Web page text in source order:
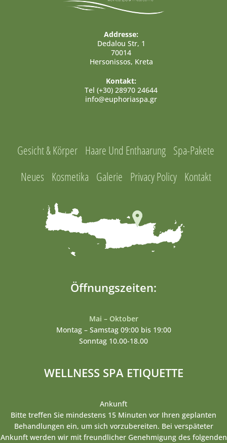
Addresse:
Dedalou Str, 1
70014
Hersonissos, Kreta
Kontakt:
Tel (+30) 28970 24644
info@euphoriaspa.gr
Gesicht & Körper Haare Und Enthaarung Spa-Pakete
Neues Kosmetika Galerie Privacy Policy Kontakt
Öffnungszeiten:
Mai – Oktober
Montag – Samstag 09:00 bis 19:00
Sonntag 10.00-18.00
WELLNESS SPA ETIQUETTE
Ankunft
Bitte treffen Sie mindestens 15 Minuten vor Ihren geplanten
Behandlungen ein, um sich vorzubereiten. Bei verspäteter
Ankunft werden wir mit freundlicher Genehmigung des folgenden